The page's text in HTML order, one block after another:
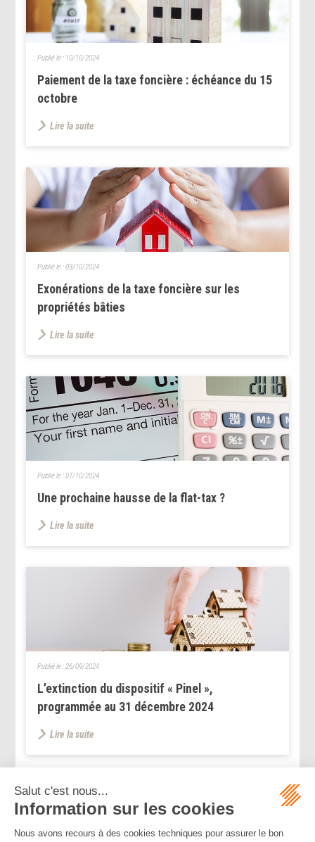
Paiement de la taxe foncière : échéance du 15
octobre
Publié le : 10/10/2024
Lire la suite
Exonérations de la taxe foncière sur les
propriétés bâties
Publié le :03/10/2024
Lire la suite
Une prochaine hausse de la flat-tax ?
Publié le :01/10/2024
Lire la suite
L’extinction du dispositif « Pinel »,
programmée au 31 décembre 2024
Publié le : 26/09/2024
Lire la suite
<< < ...
>>